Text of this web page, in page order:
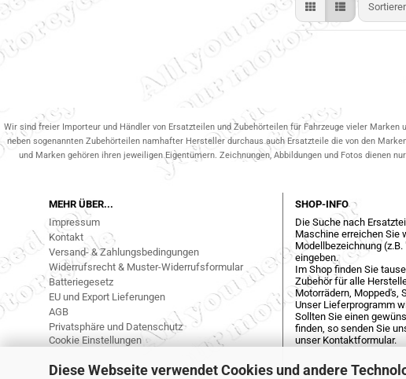
Diese Webseite verwendet Cookies und andere
Wir sind freier Importeur und Händler von Ersatzteilen und Zubehörteilen für Fahrzeuge vieler
neben sogenannten Zubehörteilen namhafter Hersteller durchaus auch Ersatzteile die von den
und Marken gehören ihren jeweiligen Eigentümern. Zeichnungen, Abbildungen und Fotos dienen
MEHR ÜBER...
Impressum
Kontakt
Versand- & Zahlungsbedingungen
Widerrufsrecht & Muster-Widerrufsformular
Batteriegesetz
EU und Export Lieferungen
AGB
Privatsphäre und Datenschutz
Cookie Einstellungen
SHOP-INFO
Die Suche nach
Maschine erreichen Sie
Modellbezeichnung
eingeben.
Im Shop finden Sie
Zubehör für alle
Motorrädern, Mopped's,
Unser Lieferprogramm
Sollten Sie einen
finden, so senden Sie
unser Kontaktformular.